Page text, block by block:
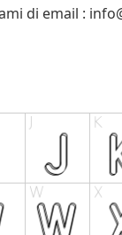
di email :